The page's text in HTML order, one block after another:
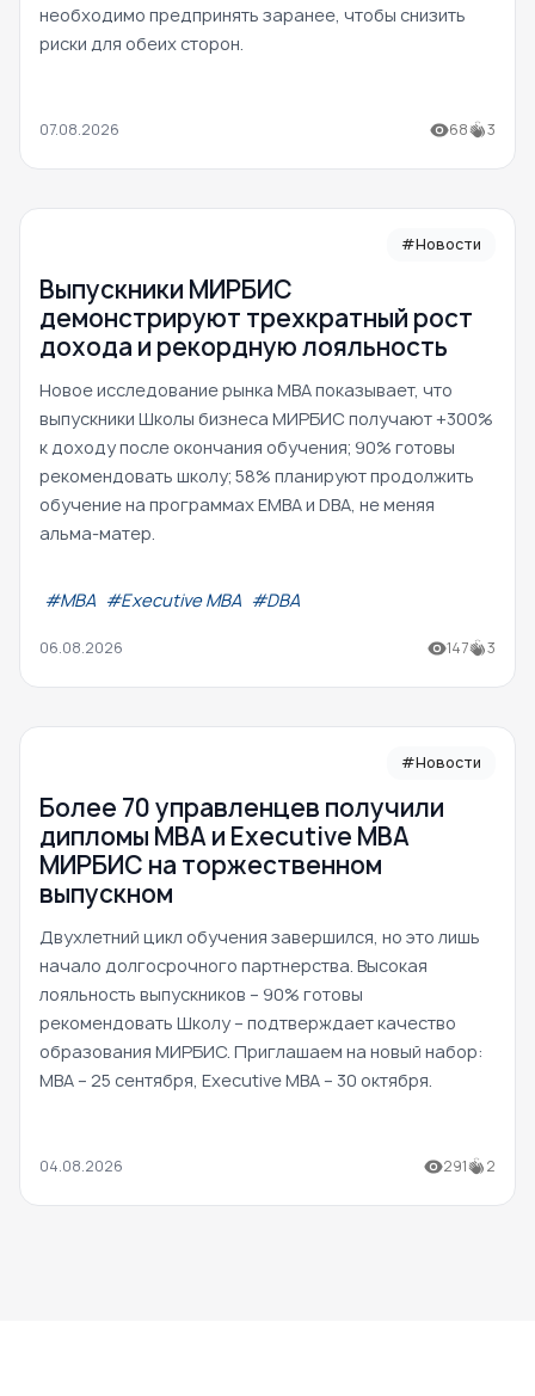
необходимо предпринять заранее, чтобы снизить
риски для обеих сторон.
07.08.2026 68 3
#Новости
Выпускники МИРБИС
демонстрируют трехкратный рост
дохода и рекордную лояльность
Новое исследование рынка MBA показывает, что
выпускники Школы бизнеса МИРБИС получают +300%
к доходу после окончания обучения; 90% готовы
рекомендовать школу; 58% планируют продолжить
обучение на программах EMBA и DBA, не меняя
альма-матер.
#МВА #Executive MBA #DBA
06.08.2026 147 3
#Новости
Более 70 управленцев получили
дипломы MBA и Executive MBA
МИРБИС на торжественном
выпускном
Двухлетний цикл обучения завершился, но это лишь
начало долгосрочного партнерства. Высокая
лояльность выпускников – 90% готовы
рекомендовать Школу – подтверждает качество
образования МИРБИС. Приглашаем на новый набор:
MBA – 25 сентября, Executive MBA – 30 октября.
04.08.2026 291 2